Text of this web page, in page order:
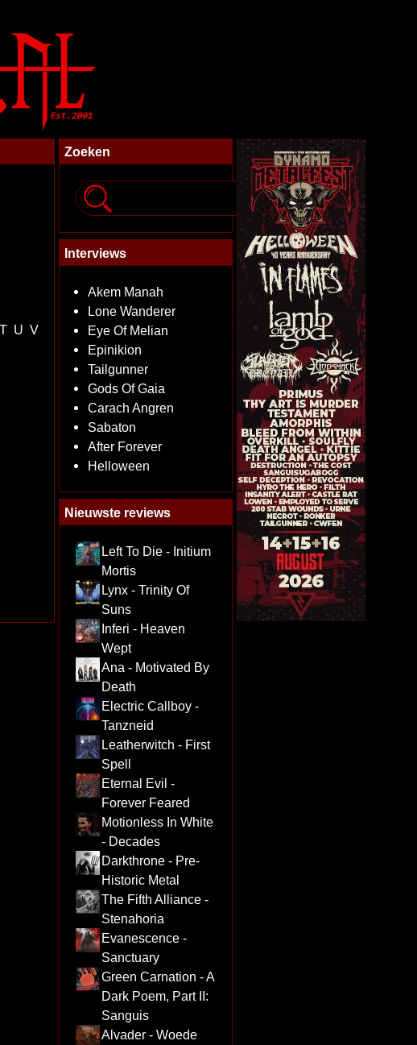
T U V
Zoeken
Interviews
Akem Manah
Lone Wanderer
Eye Of Melian
Epinikion
Tailgunner
Gods Of Gaia
Carach Angren
Sabaton
After Forever
Helloween
Nieuwste reviews
Left To Die - Initium
Mortis
Lynx - Trinity Of
Suns
Inferi - Heaven
Wept
Ana - Motivated By
Death
Electric Callboy -
Tanzneid
Leatherwitch - First
Spell
Eternal Evil -
Forever Feared
Motionless In White
- Decades
Darkthrone - Pre-
Historic Metal
The Fifth Alliance -
Stenahoria
Evanescence -
Sanctuary
Green Carnation - A
Dark Poem, Part II:
Sanguis
Alvader - Woede